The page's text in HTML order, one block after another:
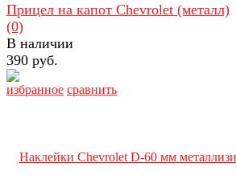
избранное сравнить
Прицел на капот Chevrolet (металл)
(0)
В наличии
390 руб.